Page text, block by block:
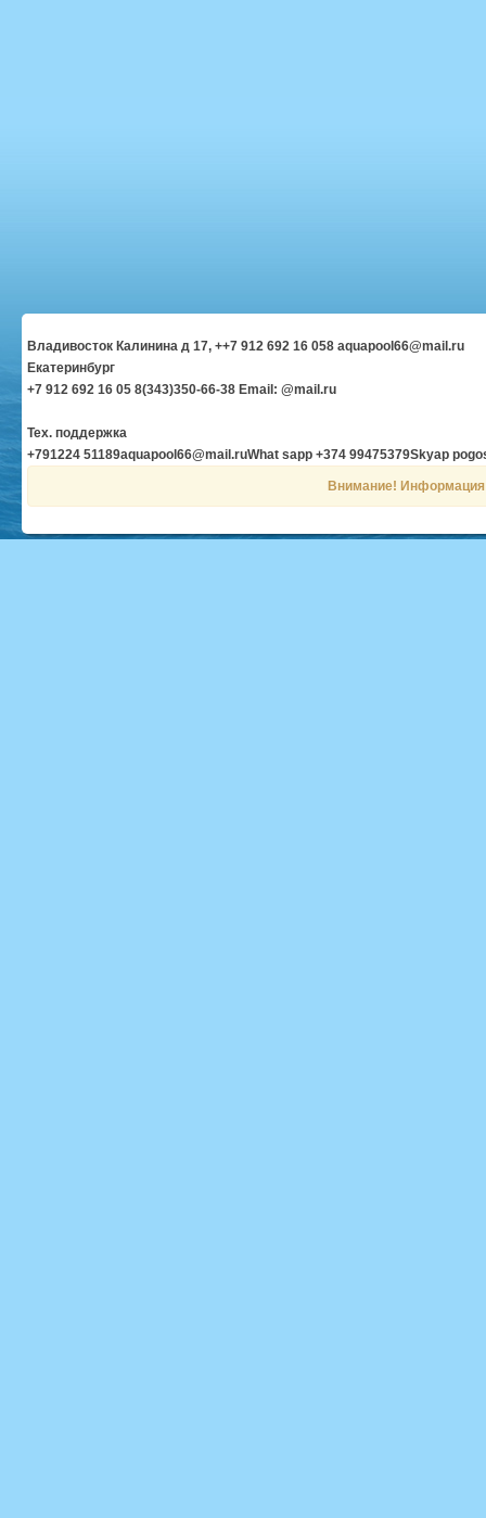
Владивосток Калинина д 17, ++7 912 692 16 058 aquapool66@mail.ru
Екатеринбург
+7 912 692 16 05 8(343)350-66-38 Email: @mail.ru
Тех. поддержка
+791224 51189aquapool66@mail.ruWhat sapp +374 99475379Skyap
Внимание! Информация